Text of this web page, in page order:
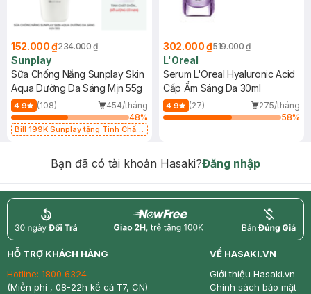
152.000 ₫234.000 ₫
Sunplay
Sữa Chống Nắng Sunplay Skin
Aqua Dưỡng Da Sáng Mịn 55g
4.9 (108)
454/tháng
48%
Bill 199K Sunplay tặng Tinh Chất
302.000 ₫519.000 ₫
L'Oreal
Serum L'Oreal Hyaluronic Acid
Cấp Ẩm Sáng Da 30ml
4.9 (27)
275/tháng
58%
Bạn đã có tài khoản Hasaki?Đăng nhập
return nowfree price
HỖ TRỢ KHÁCH HÀNG
Hotline: 1800 6324
(Miễn phí , 08-22h kể cả T7, CN)
VỀ HASAKI.VN
Giới thiệu Hasaki.vn
Chính sách bảo mật